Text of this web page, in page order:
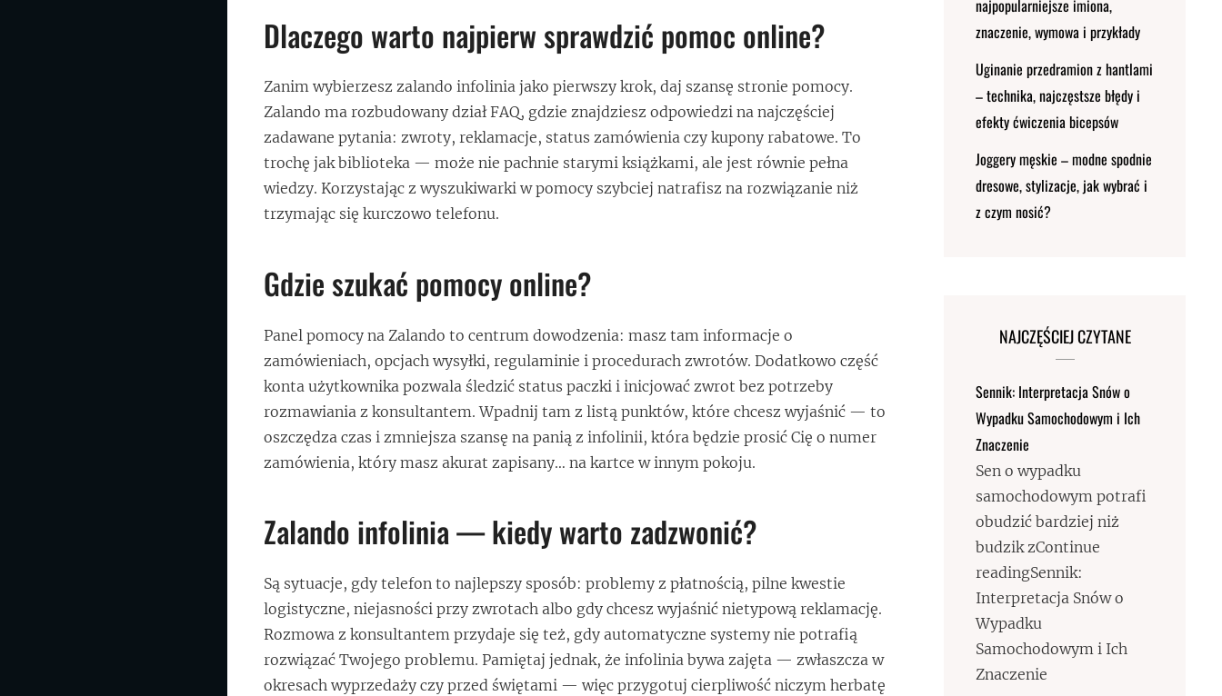
Dlaczego warto najpierw sprawdzić pomoc online?
Zanim wybierzesz zalando infolinia jako pierwszy krok, daj szansę stronie pomocy.
Zalando ma rozbudowany dział FAQ, gdzie znajdziesz odpowiedzi na najczęściej
zadawane pytania: zwroty, reklamacje, status zamówienia czy kupony rabatowe. To
trochę jak biblioteka — może nie pachnie starymi książkami, ale jest równie pełna
wiedzy. Korzystając z wyszukiwarki w pomocy szybciej natrafisz na rozwiązanie niż
trzymając się kurczowo telefonu.
Gdzie szukać pomocy online?
Panel pomocy na Zalando to centrum dowodzenia: masz tam informacje o
zamówieniach, opcjach wysyłki, regulaminie i procedurach zwrotów. Dodatkowo część
konta użytkownika pozwala śledzić status paczki i inicjować zwrot bez potrzeby
rozmawiania z konsultantem. Wpadnij tam z listą punktów, które chcesz wyjaśnić — to
oszczędza czas i zmniejsza szansę na panią z infolinii, która będzie prosić Cię o numer
zamówienia, który masz akurat zapisany… na kartce w innym pokoju.
Zalando infolinia — kiedy warto zadzwonić?
Są sytuacje, gdy telefon to najlepszy sposób: problemy z płatnością, pilne kwestie
logistyczne, niejasności przy zwrotach albo gdy chcesz wyjaśnić nietypową reklamację.
Rozmowa z konsultantem przydaje się też, gdy automatyczne systemy nie potrafią
rozwiązać Twojego problemu. Pamiętaj jednak, że infolinia bywa zajęta — zwłaszcza w
okresach wyprzedaży czy przed świętami — więc przygotuj cierpliwość niczym herbatę
najpopularniejsze imiona,
znaczenie, wymowa i przykłady
Uginanie przedramion z hantlami
– technika, najczęstsze błędy i
efekty ćwiczenia bicepsów
Joggery męskie – modne spodnie
dresowe, stylizacje, jak wybrać i
z czym nosić?
NAJCZĘŚCIEJ CZYTANE
Sennik: Interpretacja Snów o
Wypadku Samochodowym i Ich
Znaczenie
Sen o wypadku
samochodowym potrafi
obudzić bardziej niż
budzik zContinue
readingSennik:
Interpretacja Snów o
Wypadku
Samochodowym i Ich
Znaczenie